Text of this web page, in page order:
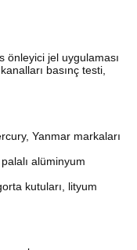
önleyici jel uygulaması
basınç testi,
Yanmar markaları
alüminyum
kutuları, lityum